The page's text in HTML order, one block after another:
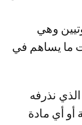
ما يساهم في
الذي نذرفه
أو أي مادة